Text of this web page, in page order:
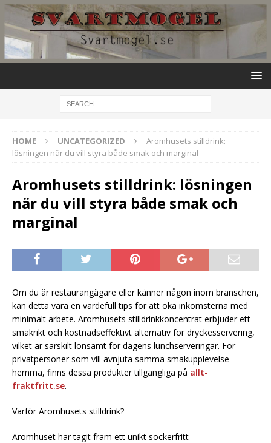
HOME UNCATEGORIZED
Aromhusets stilldrink:
lösningen när du vill styra både smak och marginal
Aromhusets stilldrink: lösningen
när du vill styra både smak och
marginal
Om du är restaurangägare eller känner någon inom branschen,
kan detta vara en värdefull tips för att öka inkomsterna med
minimalt arbete. Aromhusets stilldrinkkoncentrat erbjuder ett
smakrikt och kostnadseffektivt alternativ för dryckesservering,
vilket är särskilt lönsamt för dagens lunchserveringar. För
privatpersoner som vill avnjuta samma smakupplevelse
hemma, finns dessa produkter tillgängliga på allt-
fraktfritt.se.
Varför Aromhusets stilldrink?
Aromhuset har tagit fram ett unikt sockerfritt